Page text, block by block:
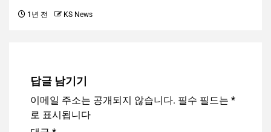
1년 전 KS News
답글 남기기
이메일 주소는 공개되지 않습니다. 필수 필드는 *
로 표시됩니다